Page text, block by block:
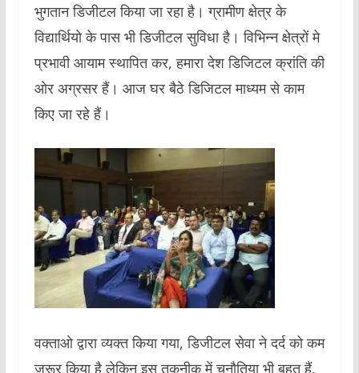
भुगतान डिजीटल किया जा रहा है। ग्रामीण क्षेत्र के
विद्यार्थियो के पास भी डिजीटल सुविधा है। विभिन्न क्षेत्रों मे
प्रभावी आयाम स्थापित कर, हमारा देश डिजिटल क्रांति की
ओर अग्रसर हैं। आज घर बैठे डिजिटल माध्यम से काम
किए जा रहे हैं।
वक्ताओ द्वारा व्यक्त किया गया, डिजीटल सेवा ने दर्द को कम
जरूर किया है लेकिन इस तकनीक में चुनौतिया भी बहुत हैं,